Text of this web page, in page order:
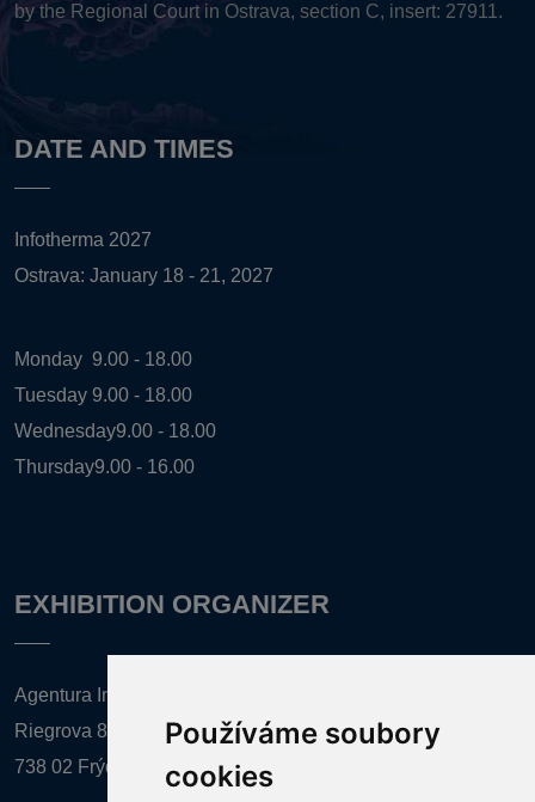
Používáme soubory
cookies
by the Regional Court in Ostrava, section C, insert: 27911.
DATE AND TIMES
Infotherma 2027
Ostrava: January 18 - 21, 2027
Monday 9.00 - 18.00
Tuesday 9.00 - 18.00
Wednesday9.00 - 18.00
Thursday9.00 - 16.00
EXHIBITION ORGANIZER
Agentura Inforpres, s.r.o.
Riegrova 857
738 02 Frýdek-Místek